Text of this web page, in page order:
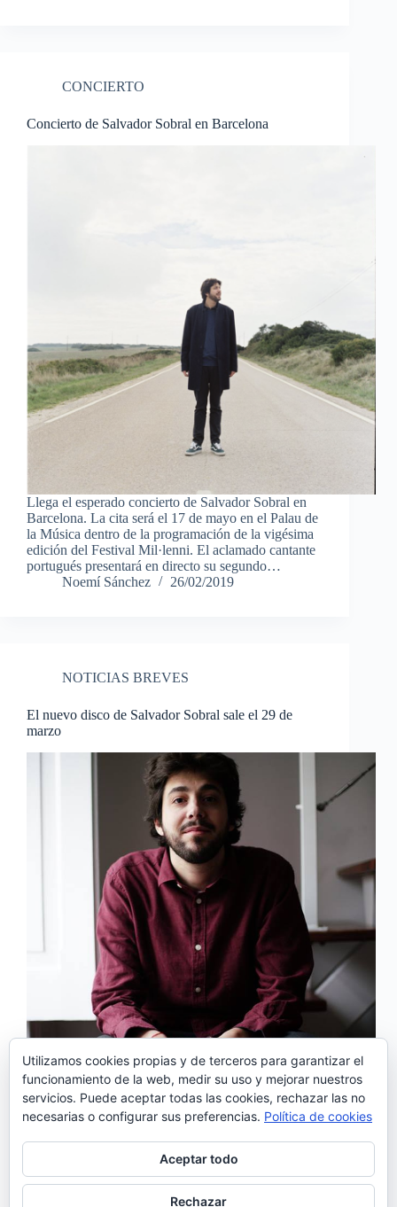
CONCIERTO
Concierto de Salvador Sobral en Barcelona
Llega el esperado concierto de Salvador Sobral en
Barcelona. La cita será el 17 de mayo en el Palau de
la Música dentro de la programación de la vigésima
edición del Festival Mil·lenni. El aclamado cantante
portugués presentará en directo su segundo…
Noemí Sánchez
26/02/2019
NOTICIAS BREVES
El nuevo disco de Salvador Sobral sale el 29 de
marzo
2019 será un año de esperados lanzamientos
discográficos en la música portuguesa y uno de ellos
es sin duda el nuevo disco de Salvador Sobral. A
través de las redes sociales, el artista, ha anunciado
que la fecha definitiva para el…
Noemí Sánchez
24/01/2019
Utilizamos cookies propias y de terceros para garantizar el
funcionamiento de la web, medir su uso y mejorar nuestros
servicios. Puede aceptar todas las cookies, rechazar las no
necesarias o configurar sus preferencias. Política de cookies
Aceptar todo
Rechazar